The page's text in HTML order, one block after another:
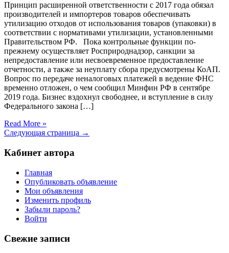
Принцип расширенной ответственности с 2017 года обязал
производителей и импортеров товаров обеспечивать
утилизацию отходов от использования товаров (упаковки) в
соответствии с нормативами утилизации, установленными
Правительством РФ. Пока контрольные функции по-
прежнему осуществляет Росприроднадзор, санкции за
непредоставление или несвоевременное предоставление
отчетности, а также за неуплату сбора предусмотрены КоАП.
Вопрос по передаче неналоговых платежей в ведение ФНС
временно отложен, о чем сообщил Минфин РФ в сентябре
2019 года. Бизнес вздохнул свободнее, и вступление в силу
Федерального закона […]
Read More »
Следующая страница →
Кабинет автора
Главная
Опубликовать объявление
Мои объявления
Изменить профиль
Забыли пароль?
Войти
Свежие записи